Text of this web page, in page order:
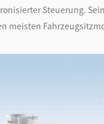
Steuerung.
meisten